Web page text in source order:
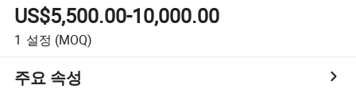
US$5,500.00-10,000.00
1 설정 (MOQ)
주요 속성